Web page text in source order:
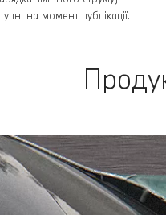
на момент публікації.